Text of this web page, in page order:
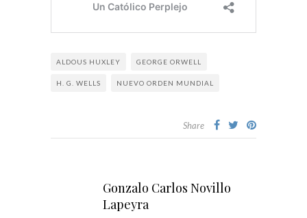
ALDOUS HUXLEY GEORGE ORWELL
H. G. WELLS NUEVO ORDEN MUNDIAL
Share
Gonzalo Carlos Novillo
Lapeyra